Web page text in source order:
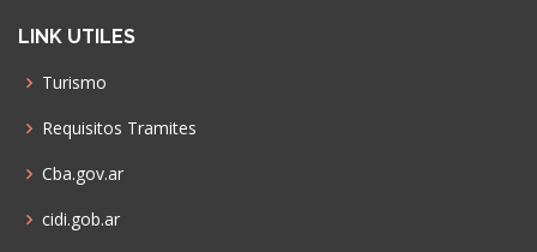
LINK UTILES
Turismo
Requisitos Tramites
Cba.gov.ar
cidi.gob.ar